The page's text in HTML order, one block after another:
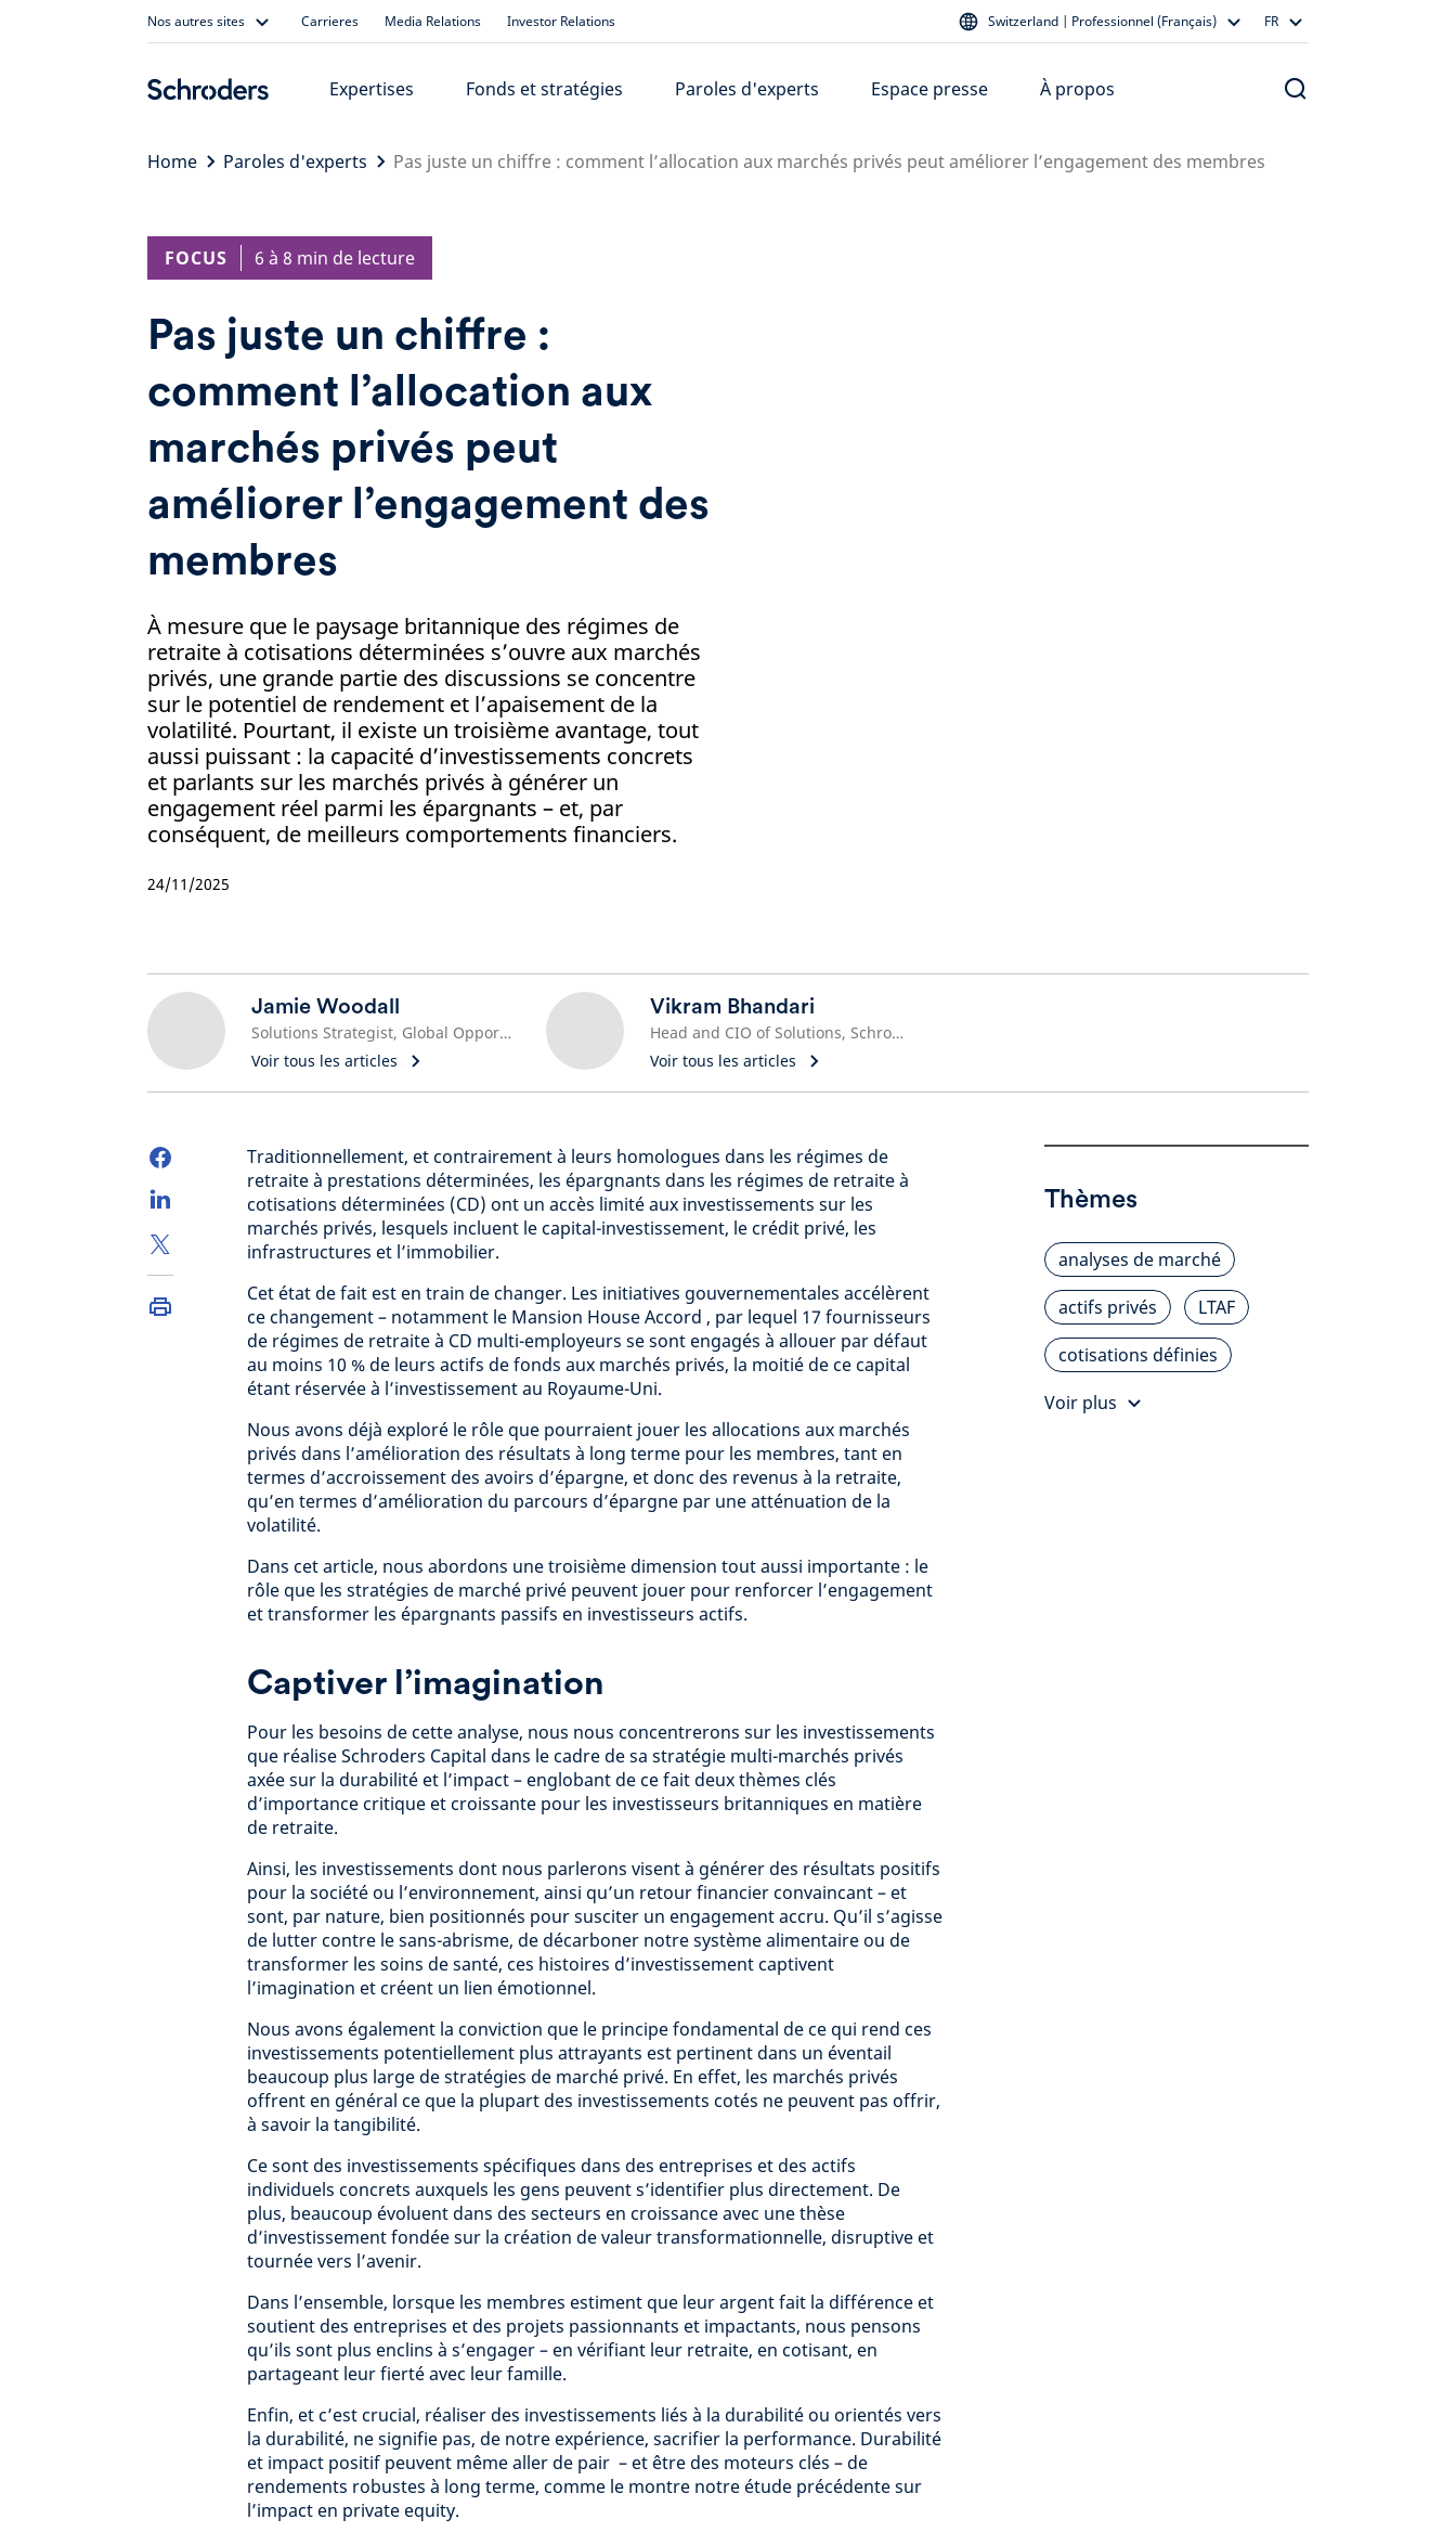
Nos autres sites Carrieres Media Relations Investor Relations Switzerland | Professionnel (Français) FR
Expertises Fonds et stratégies Paroles d'experts Espace presse À propos
Home Paroles d'experts Pas juste un chiffre : comment l’allocation aux marchés privés peut améliorer l’engagement des membres
FOCUS 6 à 8 min de lecture
Pas juste un chiffre :
comment l’allocation aux
marchés privés peut
améliorer l’engagement des
membres
À mesure que le paysage britannique des régimes de
retraite à cotisations déterminées s’ouvre aux marchés
privés, une grande partie des discussions se concentre
sur le potentiel de rendement et l’apaisement de la
volatilité. Pourtant, il existe un troisième avantage, tout
aussi puissant : la capacité d’investissements concrets
et parlants sur les marchés privés à générer un
engagement réel parmi les épargnants – et, par
conséquent, de meilleurs comportements financiers.
24/11/2025
Jamie Woodall
Solutions Strategist, Global Opportunities, DC & Retirement Solutions
Voir tous les articles
Vikram Bhandari
Head and CIO of Solutions, Schroders Capital
Voir tous les articles
Traditionnellement, et contrairement à leurs homologues dans les régimes de
retraite à prestations déterminées, les épargnants dans les régimes de retraite à
cotisations déterminées (CD) ont un accès limité aux investissements sur les
marchés privés, lesquels incluent le capital-investissement, le crédit privé, les
infrastructures et l’immobilier.
Cet état de fait est en train de changer. Les initiatives gouvernementales accélèrent
ce changement – notamment le Mansion House Accord , par lequel 17 fournisseurs
de régimes de retraite à CD multi-employeurs se sont engagés à allouer par défaut
au moins 10 % de leurs actifs de fonds aux marchés privés, la moitié de ce capital
étant réservée à l’investissement au Royaume-Uni.
Nous avons déjà exploré le rôle que pourraient jouer les allocations aux marchés
privés dans l’amélioration des résultats à long terme pour les membres, tant en
termes d’accroissement des avoirs d’épargne, et donc des revenus à la retraite,
qu’en termes d’amélioration du parcours d’épargne par une atténuation de la
volatilité.
Dans cet article, nous abordons une troisième dimension tout aussi importante : le
rôle que les stratégies de marché privé peuvent jouer pour renforcer l’engagement
et transformer les épargnants passifs en investisseurs actifs.
Captiver l’imagination
Pour les besoins de cette analyse, nous nous concentrerons sur les investissements
que réalise Schroders Capital dans le cadre de sa stratégie multi-marchés privés
axée sur la durabilité et l’impact – englobant de ce fait deux thèmes clés
d’importance critique et croissante pour les investisseurs britanniques en matière
de retraite.
Ainsi, les investissements dont nous parlerons visent à générer des résultats positifs
pour la société ou l’environnement, ainsi qu’un retour financier convaincant – et
sont, par nature, bien positionnés pour susciter un engagement accru. Qu’il s’agisse
de lutter contre le sans-abrisme, de décarboner notre système alimentaire ou de
transformer les soins de santé, ces histoires d’investissement captivent
l’imagination et créent un lien émotionnel.
Nous avons également la conviction que le principe fondamental de ce qui rend ces
investissements potentiellement plus attrayants est pertinent dans un éventail
beaucoup plus large de stratégies de marché privé. En effet, les marchés privés
offrent en général ce que la plupart des investissements cotés ne peuvent pas offrir,
à savoir la tangibilité.
Ce sont des investissements spécifiques dans des entreprises et des actifs
individuels concrets auxquels les gens peuvent s’identifier plus directement. De
plus, beaucoup évoluent dans des secteurs en croissance avec une thèse
d’investissement fondée sur la création de valeur transformationnelle, disruptive et
tournée vers l’avenir.
Dans l’ensemble, lorsque les membres estiment que leur argent fait la différence et
soutient des entreprises et des projets passionnants et impactants, nous pensons
qu’ils sont plus enclins à s’engager – en vérifiant leur retraite, en cotisant, en
partageant leur fierté avec leur famille.
Enfin, et c’est crucial, réaliser des investissements liés à la durabilité ou orientés vers
la durabilité, ne signifie pas, de notre expérience, sacrifier la performance. Durabilité
et impact positif peuvent même aller de pair – et être des moteurs clés – de
rendements robustes à long terme, comme le montre notre étude précédente sur
l’impact en private equity.
Thèmes
analyses de marché
actifs privés
LTAF
cotisations définies
Voir plus